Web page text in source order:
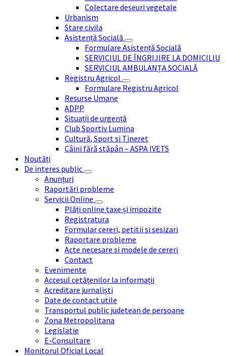
Colectare deșeuri vegetale
Urbanism
Stare civila
Asistență Socială
Formulare Asistență Socială
SERVICIUL DE ÎNGRIJIRE LA DOMICILIU
SERVICIUL AMBULANȚA SOCIALĂ
Registru Agricol
Formulare Registru Agricol
Resurse Umane
ADPP
Situații de urgență
Club Sportiv Lumina
Cultură, Sport si Tineret
Câini fără stăpân – ASPA IVETS
Noutăți
De interes public
Anunțuri
Raportări probleme
Servicii Online
Plăți online taxe și impozite
Registratura
Formular cereri, petitii si sesizari
Raportare probleme
Acte necesare si modele de cereri
Contact
Evenimente
Accesul cetățenilor la informații
Acreditare jurnaliști
Date de contact utile
Transportul public judetean de persoane
Zona Metropolitana
Legislatie
E-Consultare
Monitorul Oficial Local